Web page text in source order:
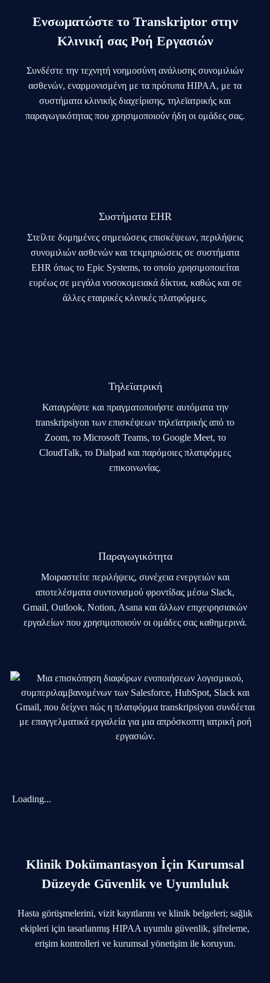
Ενσωματώστε το Transkriptor στην
Κλινική σας Ροή Εργασιών
Συνδέστε την τεχνητή νοημοσύνη ανάλυσης συνομιλιών
ασθενών, εναρμονισμένη με τα πρότυπα HIPAA, με τα
συστήματα κλινικής διαχείρισης, τηλεϊατρικής και
παραγωγικότητας που χρησιμοποιούν ήδη οι ομάδες σας.
Συστήματα EHR
Στείλτε δομημένες σημειώσεις επισκέψεων, περιλήψεις
συνομιλιών ασθενών και τεκμηριώσεις σε συστήματα
EHR όπως το Epic Systems, το οποίο χρησιμοποιείται
ευρέως σε μεγάλα νοσοκομειακά δίκτυα, καθώς και σε
άλλες εταιρικές κλινικές πλατφόρμες.
Τηλεϊατρική
Καταγράψτε και πραγματοποιήστε αυτόματα την
transkripsiyon των επισκέψεων τηλεϊατρικής από το
Zoom, το Microsoft Teams, το Google Meet, το
CloudTalk, το Dialpad και παρόμοιες πλατφόρμες
επικοινωνίας.
Παραγωγικότητα
Μοιραστείτε περιλήψεις, συνέχεια ενεργειών και
αποτελέσματα συντονισμού φροντίδας μέσω Slack,
Gmail, Outlook, Notion, Asana και άλλων επιχειρησιακών
εργαλείων που χρησιμοποιούν οι ομάδες σας καθημερινά.
Loading...
Klinik Dokümantasyon İçin Kurumsal
Düzeyde Güvenlik ve Uyumluluk
Hasta görüşmelerini, vizit kayıtlarını ve klinik belgeleri; sağlık
ekipleri için tasarlanmış HIPAA uyumlu güvenlik, şifreleme,
erişim kontrolleri ve kurumsal yönetişim ile koruyun.